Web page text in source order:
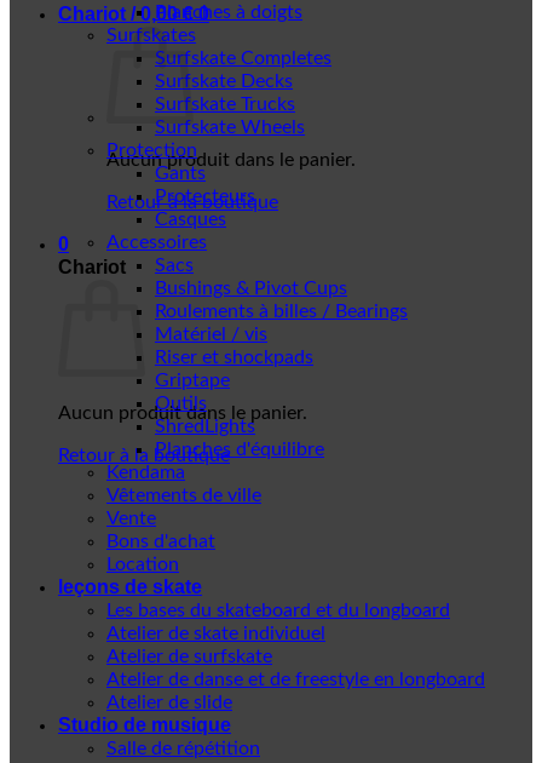
Chariot /0,00€ 0
Aucun produit dans le panier.
Retour à la boutique
0
Chariot
Aucun produit dans le panier.
Retour à la boutique
Planches à doigts
Surfskates
Surfskate Completes
Surfskate Decks
Surfskate Trucks
Surfskate Wheels
Protection
Gants
Protecteurs
Casques
Accessoires
Sacs
Bushings & Pivot Cups
Roulements à billes / Bearings
Matériel / vis
Riser et shockpads
Griptape
Outils
ShredLights
Planches d'équilibre
Kendama
Vêtements de ville
Vente
Bons d'achat
Location
leçons de skate
Les bases du skateboard et du longboard
Atelier de skate individuel
Atelier de surfskate
Atelier de danse et de freestyle en longboard
Atelier de slide
Studio de musique
Salle de répétition